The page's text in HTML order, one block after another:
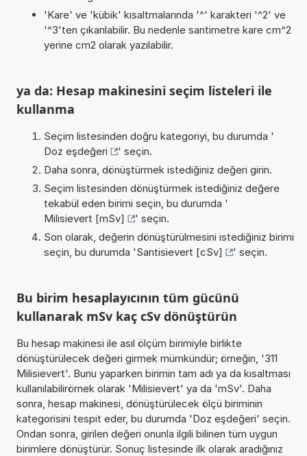
'Kare' ve 'kübik' kısaltmalarında '^' karakteri '^2' ve
'^3'ten çıkarılabilir. Bu nedenle santimetre kare cm^2
yerine cm2 olarak yazılabilir.
ya da: Hesap makinesini seçim listeleri ile
kullanma
Seçim listesinden doğru kategoriyi, bu durumda '
Doz eşdeğeri
' seçin.
Daha sonra, dönüştürmek istediğiniz değeri girin.
Seçim listesinden dönüştürmek istediğiniz değere
tekabül eden birimi seçin, bu durumda '
Milisievert [mSv]
' seçin.
Son olarak, değerin dönüştürülmesini istediğiniz birimi
seçin, bu durumda 'Santisievert [cSv] ' seçin.
Bu birim hesaplayıcının tüm gücünü
kullanarak mSv kaç cSv dönüştürün
Bu hesap makinesi ile asıl ölçüm birimiyle birlikte
dönüştürülecek değeri girmek mümkündür; örneğin, '311
Milisievert'. Bunu yaparken birimin tam adı ya da kısaltması
kullanılabilirörnek olarak 'Milisievert' ya da 'mSv'. Daha
sonra, hesap makinesi, dönüştürülecek ölçü biriminin
kategorisini tespit eder, bu durumda 'Doz eşdeğeri' seçin.
Ondan sonra, girilen değeri onunla ilgili bilinen tüm uygun
birimlere dönüştürür. Sonuç listesinde ilk olarak aradığınız